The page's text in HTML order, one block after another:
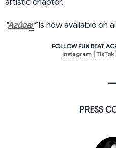
artistic chapter.
“Azúcar”is now available on
​FOLLOW FUX BEAT
Instagram| TikTok|
PRESS